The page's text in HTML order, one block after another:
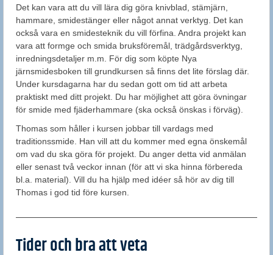
Det kan vara att du vill lära dig göra knivblad, stämjärn,
hammare, smidestänger eller något annat verktyg. Det kan
också vara en smidesteknik du vill förfina. Andra projekt kan
vara att formge och smida bruksföremål, trädgårdsverktyg,
inredningsdetaljer m.m. För dig som köpte Nya
järnsmidesboken till grundkursen så finns det lite förslag där.
Under kursdagarna har du sedan gott om tid att arbeta
praktiskt med ditt projekt. Du har möjlighet att göra övningar
för smide med fjäderhammare (ska också önskas i förväg).
Thomas som håller i kursen jobbar till vardags med
traditionssmide. Han vill att du kommer med egna önskemål
om vad du ska göra för projekt. Du anger detta vid anmälan
eller senast två veckor innan (för att vi ska hinna förbereda
bl.a. material). Vill du ha hjälp med idéer så hör av dig till
Thomas i god tid före kursen.
Tider och bra att veta